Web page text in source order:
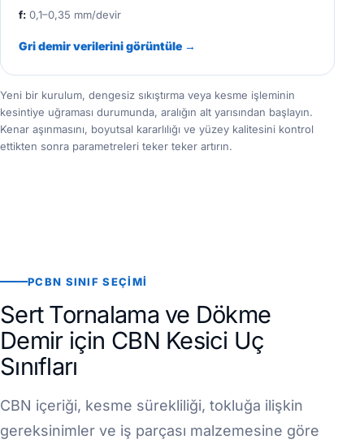
f: 0,1–0,35 mm/devir
Gri demir verilerini görüntüle →
Yeni bir kurulum, dengesiz sıkıştırma veya kesme işleminin
kesintiye uğraması durumunda, aralığın alt yarısından başlayın.
Kenar aşınmasını, boyutsal kararlılığı ve yüzey kalitesini kontrol
ettikten sonra parametreleri teker teker artırın.
PCBN SINIF SEÇIMI
Sert Tornalama ve Dökme
Demir için CBN Kesici Uç
Sınıfları
CBN içeriği, kesme sürekliliği, tokluğa ilişkin
gereksinimler ve iş parçası malzemesine göre